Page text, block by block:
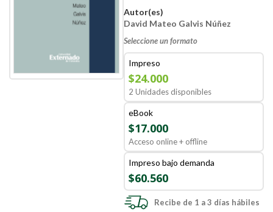
Autor(es)
David Mateo Galvis Núñez
Seleccione un formato
Impreso
$24.000
2 Unidades disponibles
eBook
$17.000
Acceso online + offline
Impreso bajo demanda
$60.560
Recibe de 1 a 3 días hábiles